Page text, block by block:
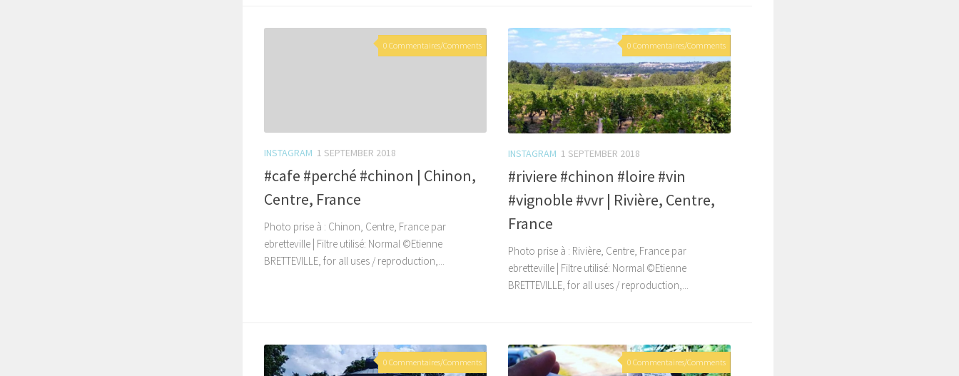
0 Commentaires/Comments
INSTAGRAM 1 SEPTEMBER 2018
#cafe #perché #chinon | Chinon,
Centre, France
Photo prise à : Chinon, Centre, France par
ebretteville | Filtre utilisé: Normal ©Etienne
BRETTEVILLE, for all uses / reproduction,...
0 Commentaires/Comments
INSTAGRAM 1 SEPTEMBER 2018
#riviere #chinon #loire #vin
#vignoble #vvr | Rivière, Centre,
France
Photo prise à : Rivière, Centre, France par
ebretteville | Filtre utilisé: Normal ©Etienne
BRETTEVILLE, for all uses / reproduction,...
0 Commentaires/Comments 0 Commentaires/Comments